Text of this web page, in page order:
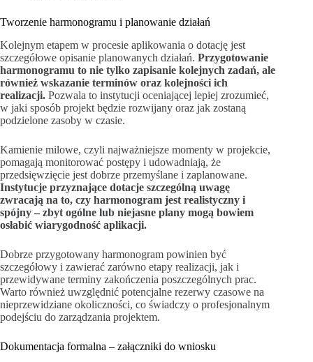
Tworzenie harmonogramu i planowanie działań
Kolejnym etapem w procesie aplikowania o dotację jest
szczegółowe opisanie planowanych działań. Przygotowanie
harmonogramu to nie tylko zapisanie kolejnych zadań, ale
również wskazanie terminów oraz kolejności ich
realizacji. Pozwala to instytucji oceniającej lepiej zrozumieć,
w jaki sposób projekt będzie rozwijany oraz jak zostaną
podzielone zasoby w czasie.
Kamienie milowe, czyli najważniejsze momenty w projekcie,
pomagają monitorować postępy i udowadniają, że
przedsięwzięcie jest dobrze przemyślane i zaplanowane.
Instytucje przyznające dotacje szczególną uwagę
zwracają na to, czy harmonogram jest realistyczny i
spójny – zbyt ogólne lub niejasne plany mogą bowiem
osłabić wiarygodność aplikacji.
Dobrze przygotowany harmonogram powinien być
szczegółowy i zawierać zarówno etapy realizacji, jak i
przewidywane terminy zakończenia poszczególnych prac.
Warto również uwzględnić potencjalne rezerwy czasowe na
nieprzewidziane okoliczności, co świadczy o profesjonalnym
podejściu do zarządzania projektem.
Dokumentacja formalna – załączniki do wniosku